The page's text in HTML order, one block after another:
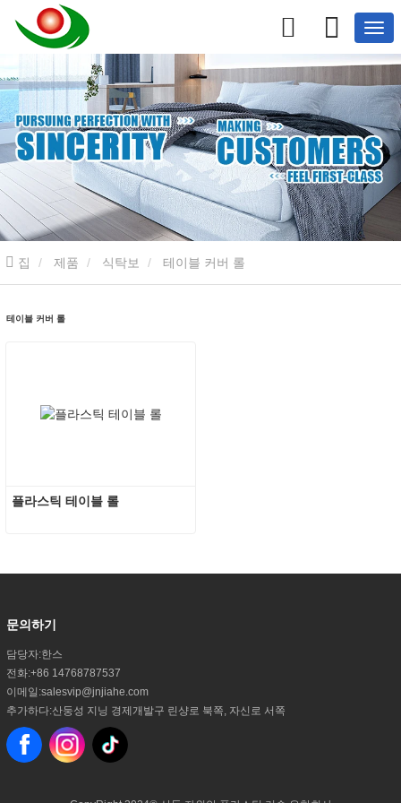
집 제품 식탁보 테이블 커버 롤
테이블 커버 롤
플라스틱 테이블 롤
문의하기
담당자:한스
전화:+86 14768787537
이메일:salesvip@jnjiahe.com
추가하다:산둥성 지닝 경제개발구 린샹로 북쪽, 자신로 서쪽